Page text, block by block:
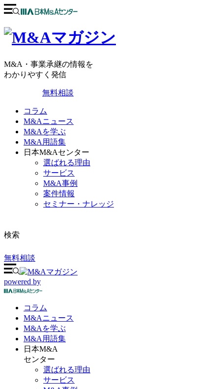
M&A・事業承継の情報を
わかりやすく発信
無料相談
コラム
M&Aニュース
M&Aを学ぶ
M&A用語集
日本M&Aセンター
選ばれる理由
サービス
M&A事例
案件情報
セミナー・ナレッジ
検索
無料相談
powered by
コラム
M&Aニュース
M&Aを学ぶ
M&A 用語集
日本M&A
センター
選ばれる理由
サービス